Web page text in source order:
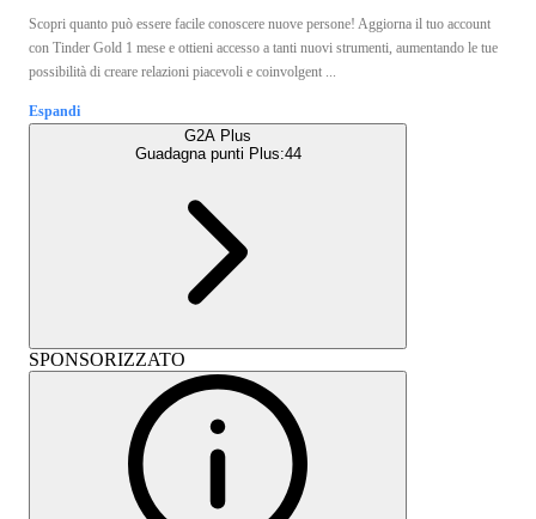
Scopri quanto può essere facile conoscere nuove persone! Aggiorna il tuo account
con Tinder Gold 1 mese e ottieni accesso a tanti nuovi strumenti, aumentando le tue
possibilità di creare relazioni piacevoli e coinvolgent ...
Espandi
G2A Plus
Guadagna punti Plus:44
SPONSORIZZATO